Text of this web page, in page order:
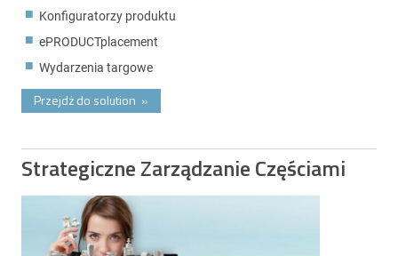
Konfiguratorzy produktu
ePRODUCTplacement
Wydarzenia targowe
Przejdż do solution »
Strategiczne Zarządzanie Częściami